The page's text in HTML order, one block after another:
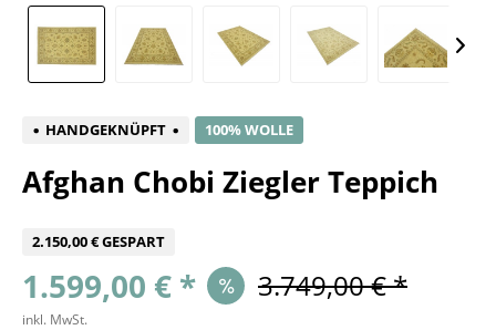
HANDGEKNÜPFT 100% WOLLE
Afghan Chobi Ziegler Teppich
2.150,00 € GESPART
1.599,00 € * 3.749,00 € *
inkl. MwSt.